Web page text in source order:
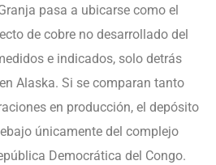
pasa a ubicarse como el
de cobre no desarrollado del
e indicados, solo detrás
Alaska. Si se comparan tanto
en producción, el depósito
únicamente del complejo
Democrática del Congo.